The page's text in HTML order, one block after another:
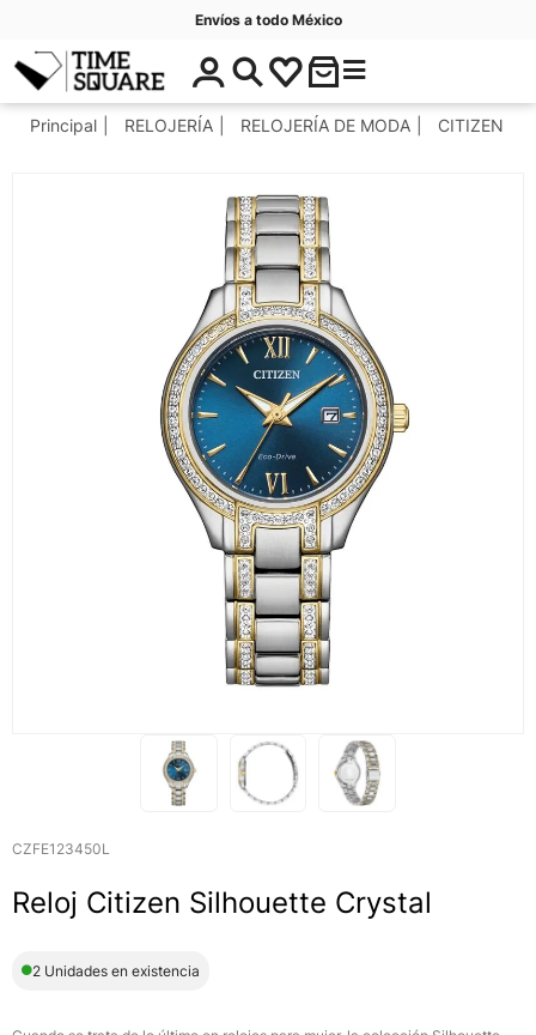
Envíos a todo México
Timesquare
$
0
.
C
t
s
Principal RELOJERÍA RELOJERÍA DE MODA CITIZEN
CZFE123450L
Reloj Citizen Silhouette Crystal
2 Unidades en existencia